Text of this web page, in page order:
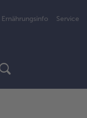
Ernährungsinfo Service